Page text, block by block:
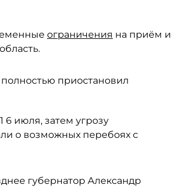
ограничения на приём и
полностью приостановил
6 июля, затем угрозу
о возможных перебоях с
губернатор Александр